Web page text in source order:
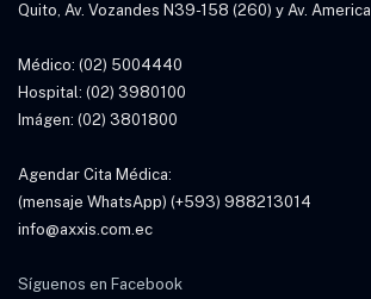
Quito, Av. Vozandes N39-158 (260) y Av. America
Médico: (02) 5004440
Hospital: (02) 3980100
Imágen: (02) 3801800
Agendar Cita Médica:
(mensaje WhatsApp) (+593) 988213014
info@axxis.com.ec
Síguenos en Facebook